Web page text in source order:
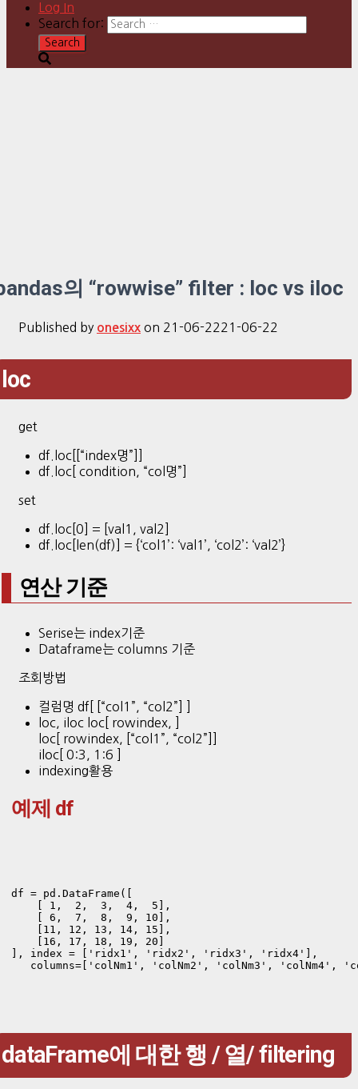
Log In
Search for:
의 “rowwise” filter : loc vs iloc
Published by onesixx on 21-06-2221-06-22
loc
get
df.loc[[“index명”]]
df.loc[ condition, “col명”]
set
df.loc[0] = [val1, val2]
df.loc[len(df)] = {‘col1’: ‘val1’, ‘col2’: ‘val2’}
연산 기준
Serise는 index기준
Dataframe는 columns 기준
조회방법
컬럼명 df[ [“col1”, “col2”] ]
loc, iloc loc[ rowindex, ]
loc[ rowindex, [“col1”, “col2”]]
iloc[ 0:3, 1:6 ]
indexing활용
예제 df
df = pd.DataFrame([
    [ 1,  2,  3,  4,  5],
    [ 6,  7,  8,  9, 10],
    [11, 12, 13, 14, 15],
    [16, 17, 18, 19, 20]
], index = ['ridx1', 'ridx2', 'ridx3', 'ridx4'],
columns=['colNm1', 'colNm2', 'colNm3', 'colNm4',
dataFrame에 대한 행 / 열/ filtering